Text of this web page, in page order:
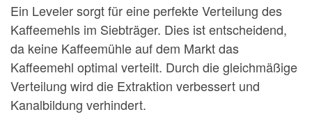
Ein Leveler sorgt für eine perfekte Verteilung des
Kaffeemehls im Siebträger. Dies ist entscheidend,
da keine Kaffeemühle auf dem Markt das
Kaffeemehl optimal verteilt. Durch die gleichmäßige
Verteilung wird die Extraktion verbessert und
Kanalbildung verhindert.